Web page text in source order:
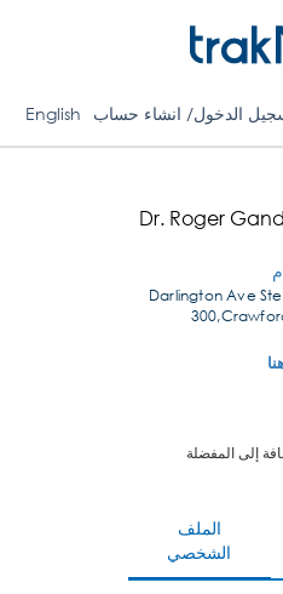
الدخول/ انشاء حساب English
Dr. Roger
1500 Darlington Ave Ste
إلى المفضلة
الملف
الشخصي